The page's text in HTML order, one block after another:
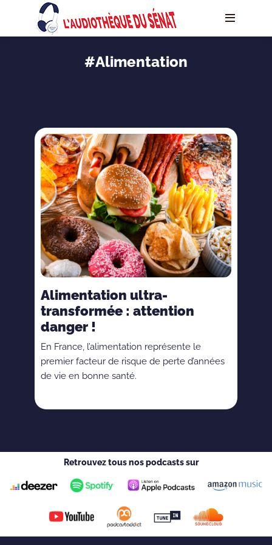
#Alimentation
Alimentation ultra-
transformée : attention
danger !
En France, l’alimentation représente le
premier facteur de risque de perte d’années
de vie en bonne santé.
Retrouvez tous nos podcasts sur